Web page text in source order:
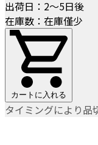
出荷日：2～5日後
在庫数：在庫僅少
カートに入れる
タイミングにより品